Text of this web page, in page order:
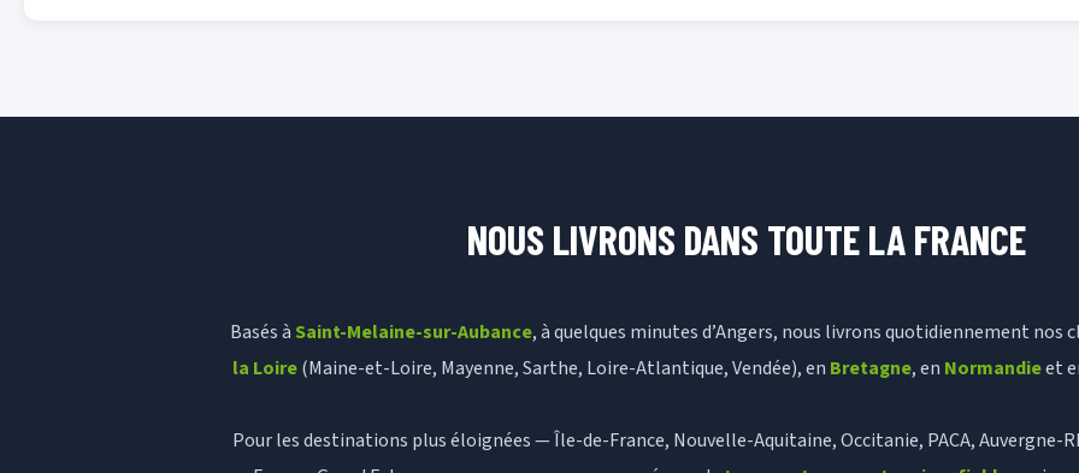
NOUS LIVRONS DANS TOUTE LA FRANCE
Basés à Saint-Melaine-sur-Aubance, à quelques minutes d’Angers, nous livrons quotidiennement nos
la Loire(Maine-et-Loire, Mayenne, Sarthe, Loire-Atlantique, Vendée), en Bretagne, en Normandieet
Pour les destinations plus éloignées — Île-de-France, Nouvelle-Aquitaine, Occitanie, PACA, Auvergne-